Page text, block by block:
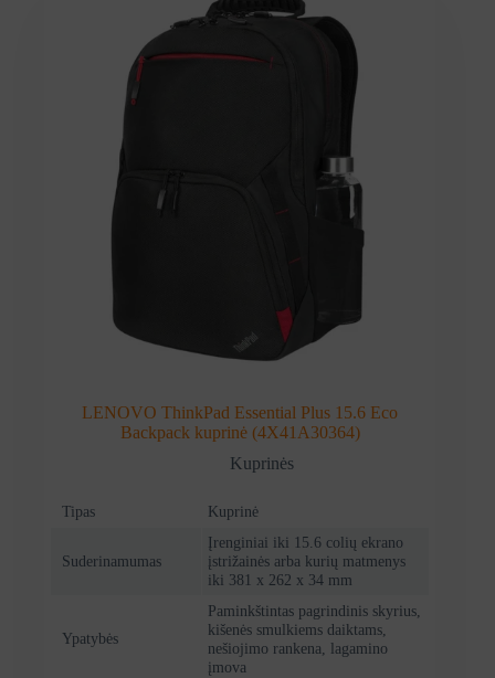
LENOVO ThinkPad Essential Plus 15.6 Eco
Backpack kuprinė (4X41A30364)
Kuprinės
Tipas Kuprinė
Suderinamumas
Įrenginiai iki 15.6 colių ekrano
įstrižainės arba kurių matmenys
iki 381 x 262 x 34 mm
Ypatybės
Paminkštintas pagrindinis skyrius,
kišenės smulkiems daiktams,
nešiojimo rankena, lagamino
įmova